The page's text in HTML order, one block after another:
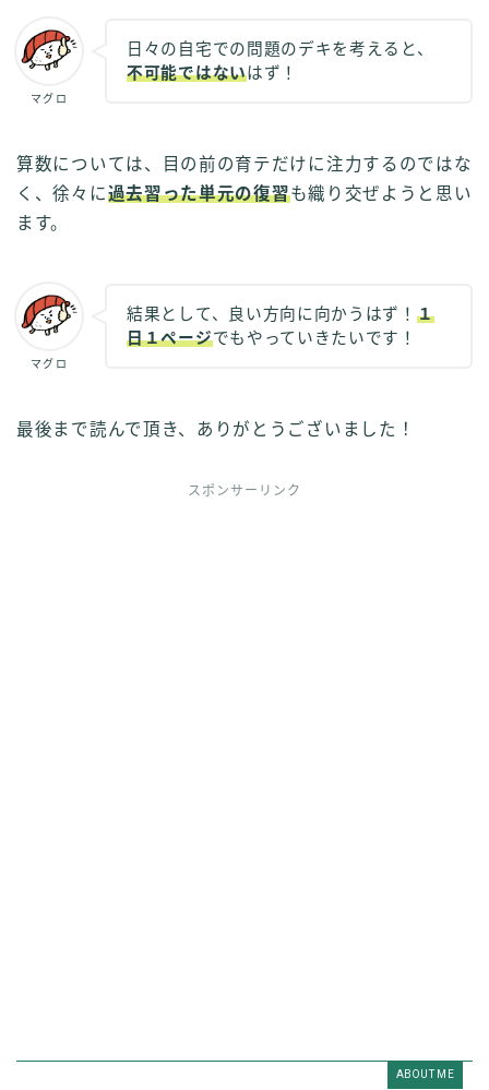
マグロ
日々の自宅での問題のデキを考えると、
不可能ではないはず！
算数については、目の前の育テだけに注力するのではな
く、徐々に過去習った単元の復習も織り交ぜようと思い
ます。
マグロ
結果として、良い方向に向かうはず！ １
日１ページでもやっていきたいです！
最後まで読んで頂き、ありがとうございました！
スポンサーリンク
ABOUT ME